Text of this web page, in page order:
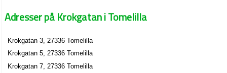
Adresser på Krokgatan i Tomelilla
Krokgatan 3, 27336 Tomelilla
Krokgatan 5, 27336 Tomelilla
Krokgatan 7, 27336 Tomelilla